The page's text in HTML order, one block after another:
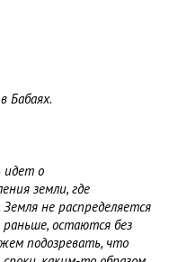
Бабаях.
идет о
земли, где
не распределяется
остаются без
подозревать, что